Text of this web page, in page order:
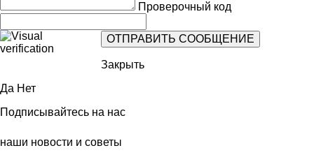
Проверочный код
Закрыть
Да Нет
Подписывайтесь на нас
наши новости и советы